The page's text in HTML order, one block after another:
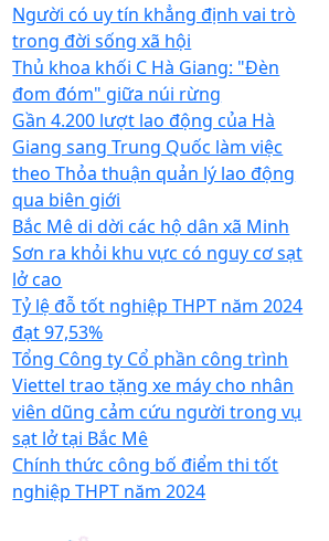
Người có uy tín khẳng định vai trò
trong đời sống xã hội
Thủ khoa khối C Hà Giang: "Đèn
đom đóm" giữa núi rừng
Gần 4.200 lượt lao động của Hà
Giang sang Trung Quốc làm việc
theo Thỏa thuận quản lý lao động
qua biên giới
Bắc Mê di dời các hộ dân xã Minh
Sơn ra khỏi khu vực có nguy cơ sạt
lở cao
Tỷ lệ đỗ tốt nghiệp THPT năm 2024
đạt 97,53%
Tổng Công ty Cổ phần công trình
Viettel trao tặng xe máy cho nhân
viên dũng cảm cứu người trong vụ
sạt lở tại Bắc Mê
Chính thức công bố điểm thi tốt
nghiệp THPT năm 2024